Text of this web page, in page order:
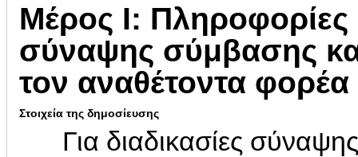
Μέρος Ι: Πληροφορίες
σύναψης σύμβασης
τον αναθέτοντα φορέα
Στοιχεία της δημοσίευσης
Για διαδικασίες